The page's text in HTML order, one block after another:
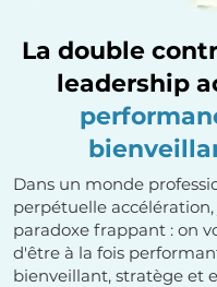
La double
leadership
Dans un monde
perpétuelle
paradoxe frappant : on
d'être à la fois
bienveillant, stratège et